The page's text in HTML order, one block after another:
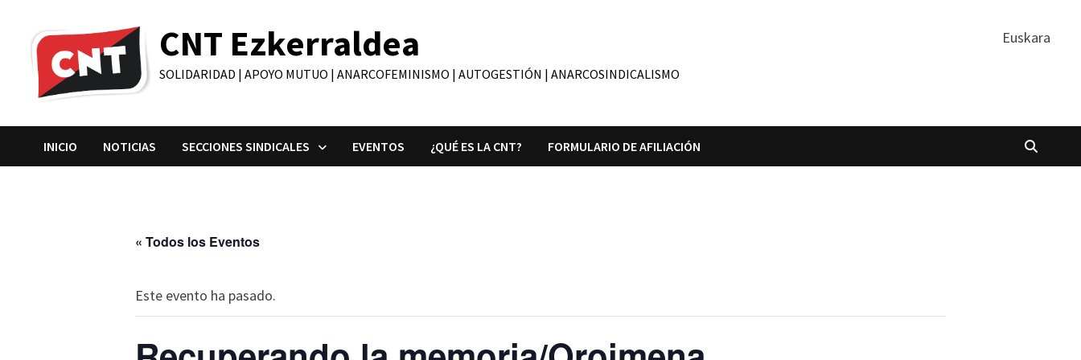
contenido
CNT Ezkerraldea
SOLIDARIDAD | APOYO MUTUO | ANARCOFEMINISMO | AUTOGESTIÓN | ANARCOSINDICALISMO
Euskara
INICIO NOTICIAS SECCIONES SINDICALES EVENTOS ¿QUÉ ES LA CNT? FORMULARIO DE AFILIACIÓN
« Todos los Eventos
Este evento ha pasado.